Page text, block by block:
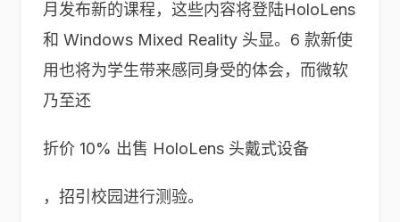
月发布新的课程，这些内容将登陆HoloLens
和 Windows Mixed Reality 头显。6 款新使
用也将为学生带来感同身受的体会，而微软
乃至还
折价 10% 出售 HoloLens 头戴式设备
，招引校园进行测验。